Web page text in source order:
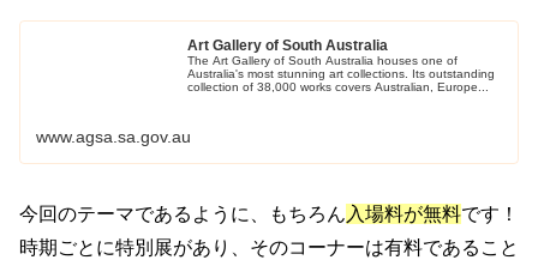
Art Gallery of South Australia
The Art Gallery of South Australia houses one of
Australia's most stunning art collections. Its outstanding
collection of 38,000 works covers Australian, Europe...
www.agsa.sa.gov.au
今回のテーマであるように、もちろん 入場料が無料です！
時期ごとに特別展があり、そのコーナーは有料であること